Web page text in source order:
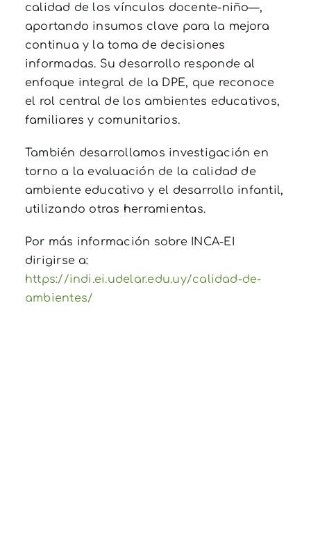
calidad de los vínculos docente-niño—,
aportando insumos clave para la mejora
continua y la toma de decisiones
informadas. Su desarrollo responde al
enfoque integral de la DPE, que reconoce
el rol central de los ambientes educativos,
familiares y comunitarios.
También desarrollamos investigación en
torno a la evaluación de la calidad de
ambiente educativo y el desarrollo infantil,
utilizando otras herramientas.
Por más información sobre INCA-EI
dirigirse a:
https://indi.ei.udelar.edu.uy/calidad-de-
ambientes/